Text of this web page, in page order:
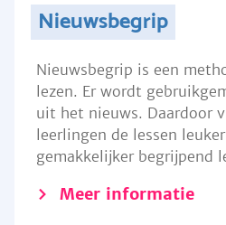
Nieuwsbegrip
Nieuwsbegrip is een
lezen. Er wordt
uit het nieuws. Daardoor
leerlingen de lessen
gemakkelijker begrijpend
Meer informatie